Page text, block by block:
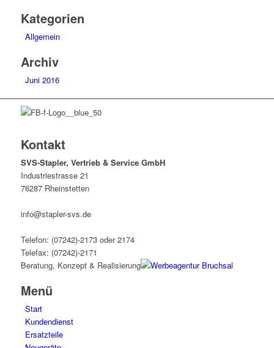
Kategorien
Allgemein
Archiv
Juni 2016
Kontakt
SVS-Stapler, Vertrieb & Service GmbH
Industriestrasse 21
76287 Rheinstetten
info@stapler-svs.de
Telefon: (07242)-2173 oder 2174
Telefax: (07242)-2171
Beratung, Konzept & Realisierung
Menü
Start
Kundendienst
Ersatzteile